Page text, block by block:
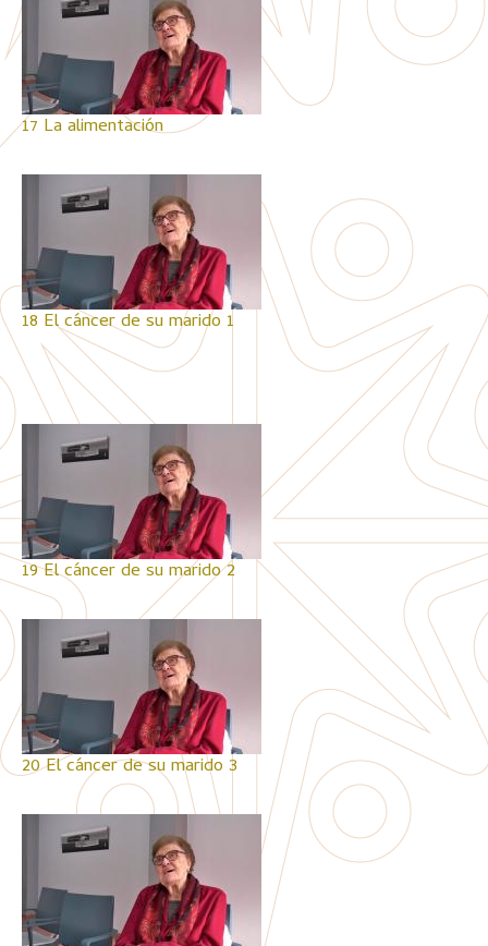
17 La alimentación
18 El cáncer de su marido 1
19 El cáncer de su marido 2
20 El cáncer de su marido 3